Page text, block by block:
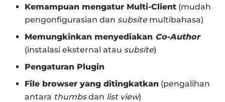
Kemampuan mengatur Multi-Client (mudah
pengonfigurasian dan subsitemultibahasa)
Memungkinkan menyediakan Co-Author
(instalasi eksternal atau subsite)
Pengaturan Plugin
File browser yang ditingkatkan (pengalihan
antara thumbsdan list view)